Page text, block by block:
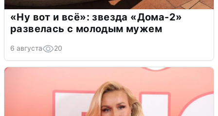
«Ну вот и всё»: звезда «Дома-2»
развелась с молодым мужем
6 августа 20